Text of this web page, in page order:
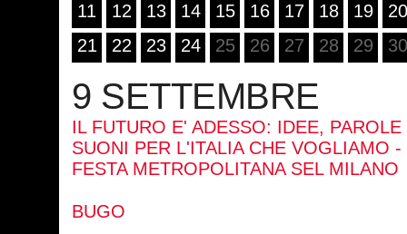
11
12 13 14 15 16 17 18 19
20
21
22 23 24 25 26 27 28 29 30
9 SETTEMBRE
IL FUTURO E' ADESSO: IDEE, PAROLE
SUONI PER L'ITALIA CHE VOGLIAMO -
FESTA METROPOLITANA SEL MILANO
BUGO